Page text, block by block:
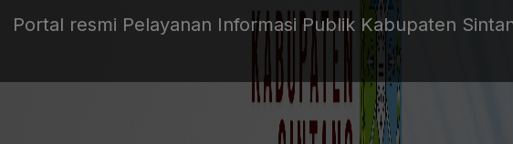
Portal resmi Pelayanan Informasi Publik Kabupaten